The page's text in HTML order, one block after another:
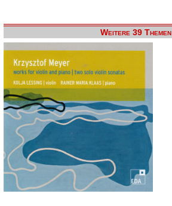
Weitere 39 Themen